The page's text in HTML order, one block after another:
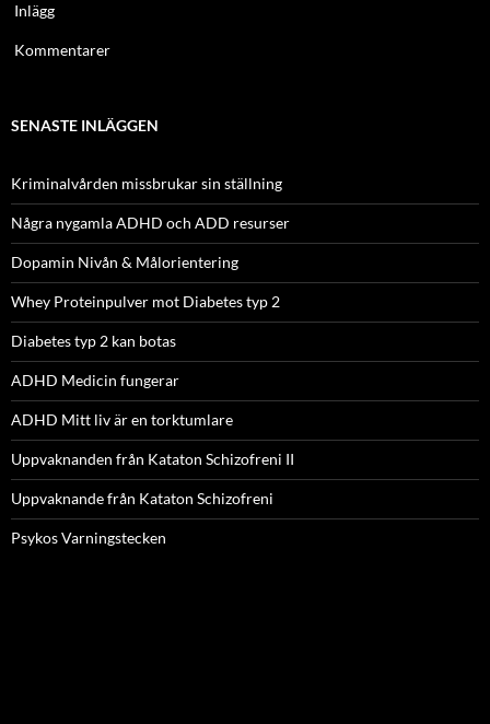
Inlägg
Kommentarer
SENASTE INLÄGGEN
Kriminalvården missbrukar sin ställning
Några nygamla ADHD och ADD resurser
Dopamin Nivån & Målorientering
Whey Proteinpulver mot Diabetes typ 2
Diabetes typ 2 kan botas
ADHD Medicin fungerar
ADHD Mitt liv är en torktumlare
Uppvaknanden från Kataton Schizofreni II
Uppvaknande från Kataton Schizofreni
Psykos Varningstecken